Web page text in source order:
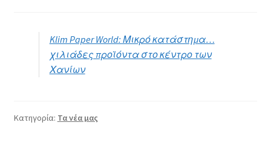
Klim Paper World: Μικρό κατάστημα…
χιλιάδες προϊόντα στο κέντρο των
Χανίων
Κατηγορία: Τα νέα μας